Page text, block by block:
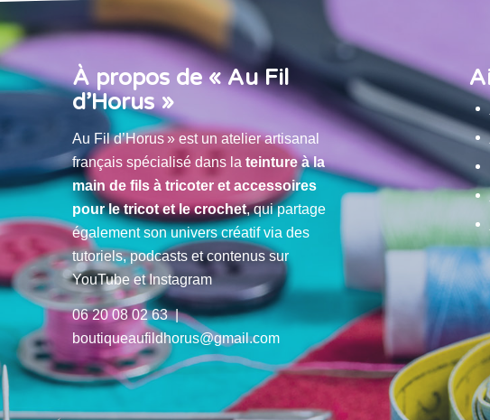
À propos de « Au Fil
d’Horus »
Au Fil d’Horus » est un atelier artisanal
français spécialisé dans la teinture à la
main de fils à tricoter et accessoires
pour le tricot et le crochet, qui partage
également son univers créatif via des
tutoriels, podcasts et contenus sur
YouTube et Instagram
06 20 08 02 63 |
boutiqueaufildhorus@gmail.com